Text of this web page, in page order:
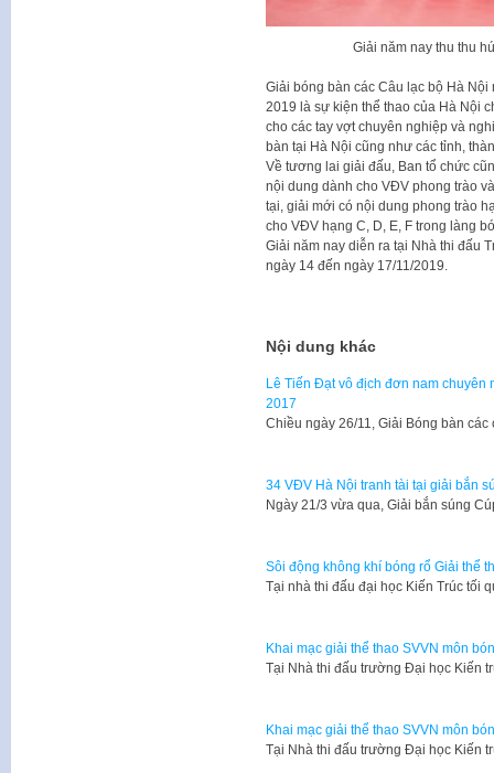
Giải năm nay thu thu
Giải bóng bàn các Câu lạc bộ Hà
2019 là sự kiện thể thao của Hà Nội
cho các tay vợt chuyên nghiệp và
bàn tại Hà Nội cũng như các tỉnh,
Về tương lai giải đấu, Ban tổ chức
nội dung dành cho VĐV phong trào
tại, giải mới có nội dung phong trào
cho VĐV hạng C, D, E, F trong làng
Giải năm nay diễn ra tại Nhà thi đấu
ngày 14 đến ngày 17/11/2019.
Nội dung khác
Lê Tiến Đạt vô địch đơn nam chuyên
2017
Chiều ngày 26/11, Giải Bóng bàn
34 VĐV Hà Nội tranh tài tại giải bắn
Ngày 21/3 vừa qua, Giải bắn súng
Sôi động không khí bóng rổ Giải thể
Tại nhà thi đấu đại học Kiến Trúc tối
Khai mạc giải thể thao SVVN môn
​Tại Nhà thi đấu trường Đại học Kiến
Khai mạc giải thể thao SVVN môn
​Tại Nhà thi đấu trường Đại học Kiến